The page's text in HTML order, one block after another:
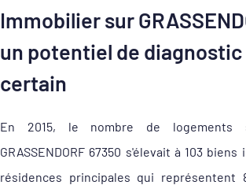
Immobilier sur
un potentiel de
certain
En 2015, le nombre de logements
GRASSENDORF 67350 s'élevait à 103
résidences principales qui représentent